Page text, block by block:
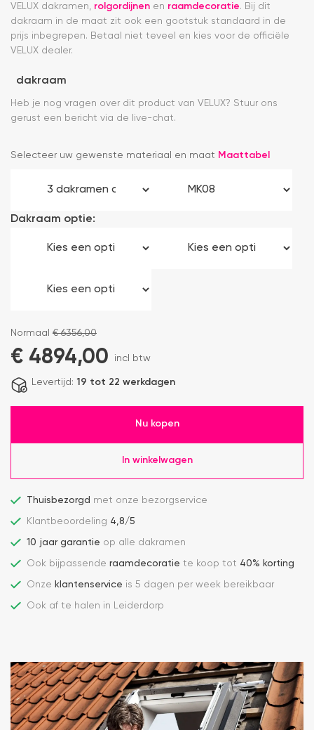
VELUX dakramen, rolgordijnen en raamdecoratie. Bij dit
dakraam in de maat zit ook een gootstuk standaard in de
prijs inbegrepen. Betaal niet teveel en kies voor de officiële
VELUX dealer.
dakraam
Heb je nog vragen over dit product van VELUX? Stuur ons
gerust een bericht via de live-chat.
Selecteer uw gewenste materiaal en maat Maattabel
Dakraam optie:
Normaal €6356,00
€ 4894,00 incl btw
Levertijd: 19 tot 22 werkdagen
Nu kopen
In winkelwagen
Thuisbezorgd met onze bezorgservice
Klantbeoordeling 4,8/5
10 jaar garantie op alle dakramen
Ook bijpassende raamdecoratie te koop tot 40% korting
Onze klantenservice is 5 dagen per week bereikbaar
Ook af te halen in Leiderdorp